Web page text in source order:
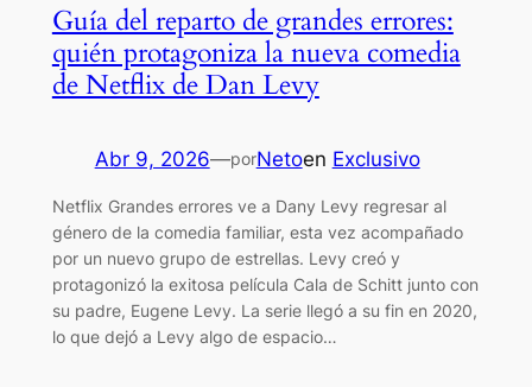
Guía del reparto de grandes errores:
quién protagoniza la nueva comedia
de Netflix de Dan Levy
Abr 9, 2026—porNetoen Exclusivo
Netflix Grandes errores ve a Dany Levy regresar al
género de la comedia familiar, esta vez acompañado
por un nuevo grupo de estrellas. Levy creó y
protagonizó la exitosa película Cala de Schitt junto con
su padre, Eugene Levy. La serie llegó a su fin en 2020,
lo que dejó a Levy algo de espacio…